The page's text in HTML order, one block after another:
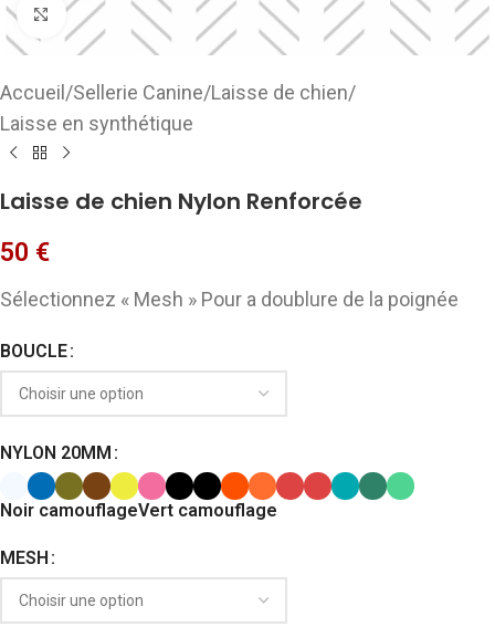
Cliquez pour agrandir
Accueil /Sellerie Canine/Laisse de chien/
Laisse en synthétique
Laisse de chien Nylon Renforcée
50 €
Sélectionnez « Mesh » Pour a doublure de la poignée
BOUCLE
NYLON 20MM
Noir camouflageVert camouflage
MESH